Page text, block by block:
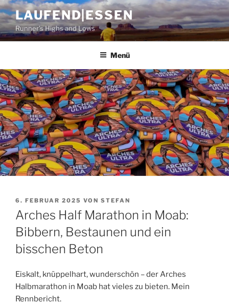
Zum
Inhalt
springen
LAUFEND|ESSEN
Runner's Highs and Lows
Menü
VERÖFFENTLICHT
AM
6. FEBRUAR 2025 VON STEFAN
Arches Half Marathon in Moab:
Bibbern, Bestaunen und ein
bisschen Beton
Eiskalt, knüppelhart, wunderschön – der Arches
Halbmarathon in Moab hat vieles zu bieten. Mein
Rennbericht.